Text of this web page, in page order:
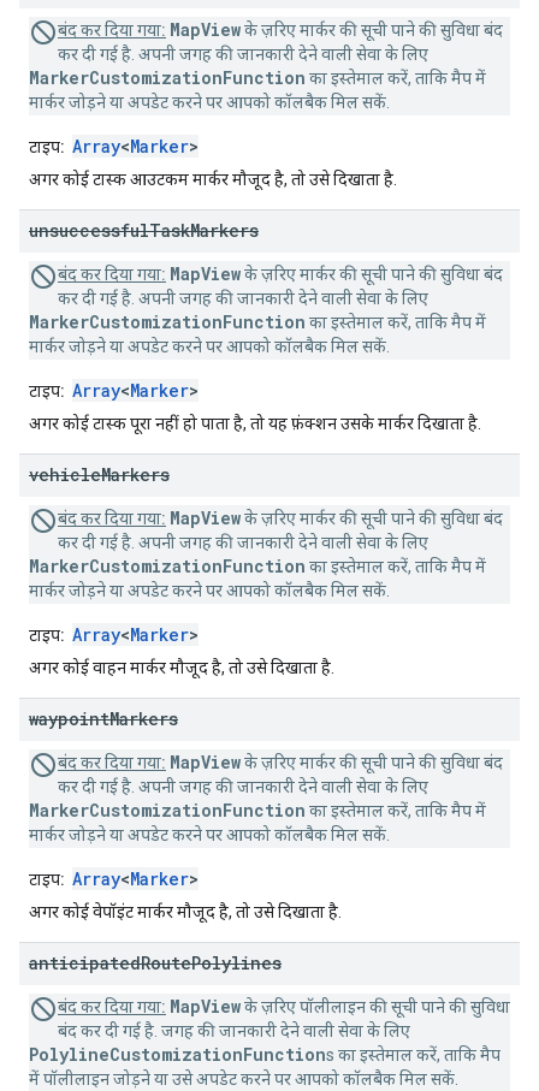
बंद कर दिया गया: MapViewके ज़रिए मार्कर की सूची पाने की सुविधा बंद
कर दी गई है. अपनी जगह की जानकारी देने वाली सेवा के लिए
MarkerCustomizationFunction का इस्तेमाल करें, ताकि मैप में
मार्कर जोड़ने या अपडेट करने पर आपको कॉलबैक मिल सकें.
टाइप: Array<Marker>
अगर कोई टास्क आउटकम मार्कर मौजूद है, तो उसे दिखाता है.
unsuccessfulTaskMarkers
बंद कर दिया गया: MapViewके ज़रिए मार्कर की सूची पाने की सुविधा बंद
कर दी गई है. अपनी जगह की जानकारी देने वाली सेवा के लिए
MarkerCustomizationFunction का इस्तेमाल करें, ताकि मैप में
मार्कर जोड़ने या अपडेट करने पर आपको कॉलबैक मिल सकें.
टाइप: Array<Marker>
अगर कोई टास्क पूरा नहीं हो पाता है, तो यह फ़ंक्शन उसके मार्कर दिखाता है.
vehicleMarkers
बंद कर दिया गया: MapViewके ज़रिए मार्कर की सूची पाने की सुविधा बंद
कर दी गई है. अपनी जगह की जानकारी देने वाली सेवा के लिए
MarkerCustomizationFunction का इस्तेमाल करें, ताकि मैप में
मार्कर जोड़ने या अपडेट करने पर आपको कॉलबैक मिल सकें.
टाइप: Array<Marker>
अगर कोई वाहन मार्कर मौजूद है, तो उसे दिखाता है.
waypointMarkers
बंद कर दिया गया: MapViewके ज़रिए मार्कर की सूची पाने की सुविधा बंद
कर दी गई है. अपनी जगह की जानकारी देने वाली सेवा के लिए
MarkerCustomizationFunction का इस्तेमाल करें, ताकि मैप में
मार्कर जोड़ने या अपडेट करने पर आपको कॉलबैक मिल सकें.
टाइप: Array<Marker>
अगर कोई वेपॉइंट मार्कर मौजूद है, तो उसे दिखाता है.
anticipatedRoutePolylines
बंद कर दिया गया: MapViewके ज़रिए पॉलीलाइन की सूची पाने की सुविधा
बंद कर दी गई है. जगह की जानकारी देने वाली सेवा के लिए
PolylineCustomizationFunctions का इस्तेमाल करें, ताकि मैप
में पॉलीलाइन जोड़ने या उसे अपडेट करने पर आपको कॉलबैक मिल सकें.